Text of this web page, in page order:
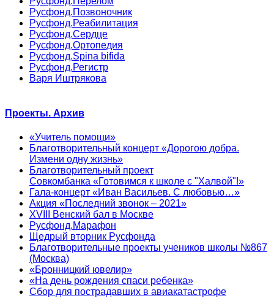
Русфонд.Позвоночник
Русфонд.Реабилитация
Русфонд.Сердце
Русфонд.Ортопедия
Русфонд.Spina bifida
Русфонд.Регистр
Варя Иштрякова
Проекты. Архив
«Учитель помощи»
Благотворительный концерт «Дорогою добра.
Измени одну жизнь»
Благотворительный проект
Совкомбанка «Готовимся к школе с "Халвой"!»
Гала-концерт «Иван Васильев. С любовью…»
Акция «Последний звонок – 2021»
XVIII Венский бал в Москве
Русфонд.Марафон
Щедрый вторник Русфонда
Благотворительные проекты учеников школы №867
(Москва)
«Бронницкий ювелир»
«На день рождения спаси ребенка»
Сбор для пострадавших в авиакатастрофе